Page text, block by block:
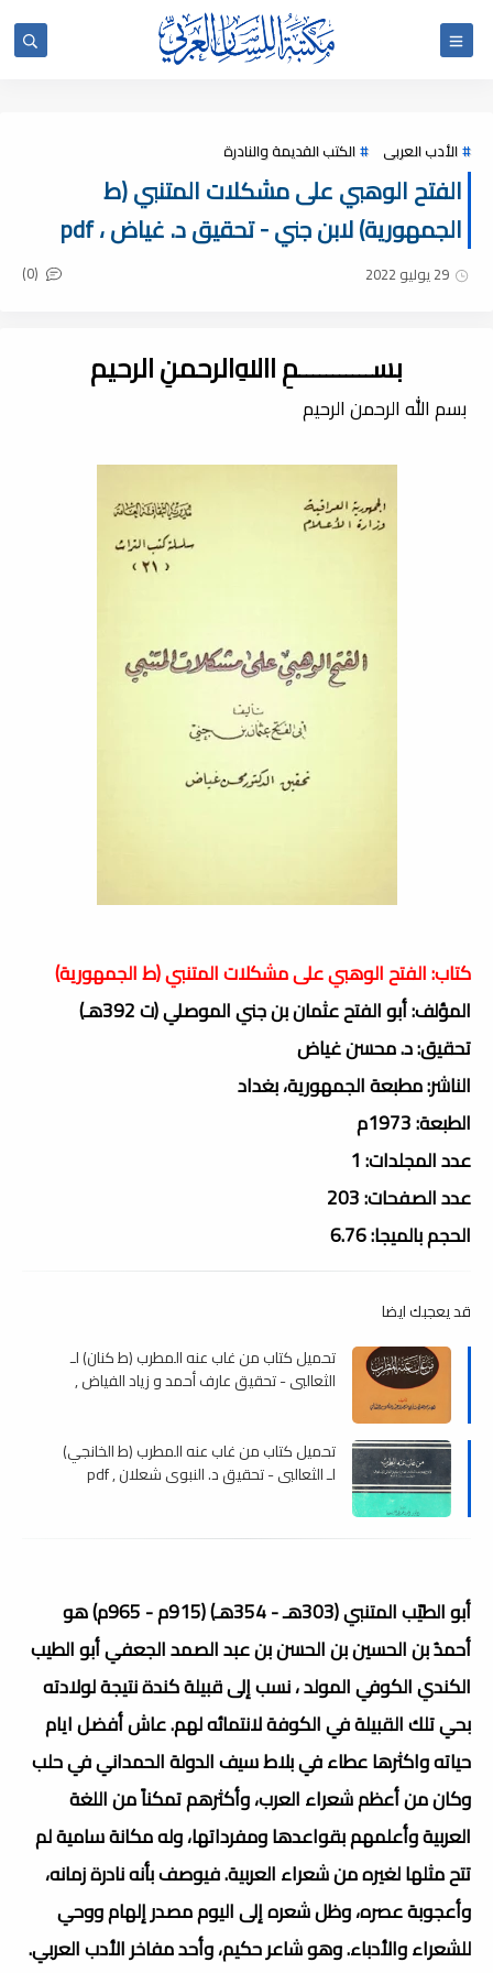
الأدب العربى الكتب القديمة والنادرة
الفتح الوهبي على مشكلات المتنبي (ط
الجمهورية) لابن جني - تحقيق د. غياض ، pdf
29 يوليو 2022 (0)
بســـــــــــمِ اﷲِالرحمنِ الرحيم
بسم الله الرحمن الرحيم
كتاب: الفتح الوهبي على مشكلات المتنبي (ط الجمهورية)
المؤلف: أبو الفتح عثمان بن جني الموصلي (ت 392هـ)
تحقيق: د. محسن غياض
الناشر: مطبعة الجمهورية، بغداد
الطبعة: 1973م
عدد المجلدات: 1
عدد الصفحات: 203
الحجم بالميجا: 6.76
قد يعجبك ايضا
تحميل كتاب من غاب عنه المطرب (ط كنان) لـ
الثعالبي - تحقيق عارف أحمد و زياد الفياض ,
تحميل كتاب من غاب عنه المطرب (ط الخانجي)
لـ الثعالبي - تحقيق د. النبوي شعلان , pdf
أبو الطيّب المتنبي (303هـ - 354هـ) (915م - 965م) هو
أحمدُ بن الحسين بن الحسن بن عبد الصمد الجعفي أبو الطيب
الكندي الكوفي المولد ، نسب إلى قبيلة كندة نتيجة لولادته
بحي تلك القبيلة في الكوفة لانتمائه لهم. عاش أفضل ايام
حياته واكثرها عطاء في بلاط سيف الدولة الحمداني في حلب
وكان من أعظم شعراء العرب، وأكثرهم تمكناً من اللغة
العربية وأعلمهم بقواعدها ومفرداتها، وله مكانة سامية لم
تتح مثلها لغيره من شعراء العربية. فيوصف بأنه نادرة زمانه،
وأعجوبة عصره، وظل شعره إلى اليوم مصدر إلهام ووحي
للشعراء والأدباء. وهو شاعر حكيم، وأحد مفاخر الأدب العربي.